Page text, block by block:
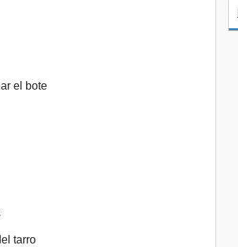
el bote
tarro